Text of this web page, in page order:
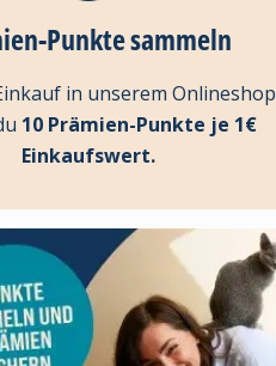
Punkte sammeln
in unserem Onlineshop
10 Prämien-Punkte je 1€
Einkaufswert.